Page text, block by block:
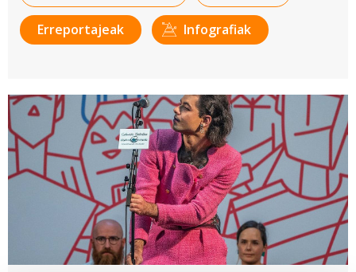
Erreportajeak Infografiak